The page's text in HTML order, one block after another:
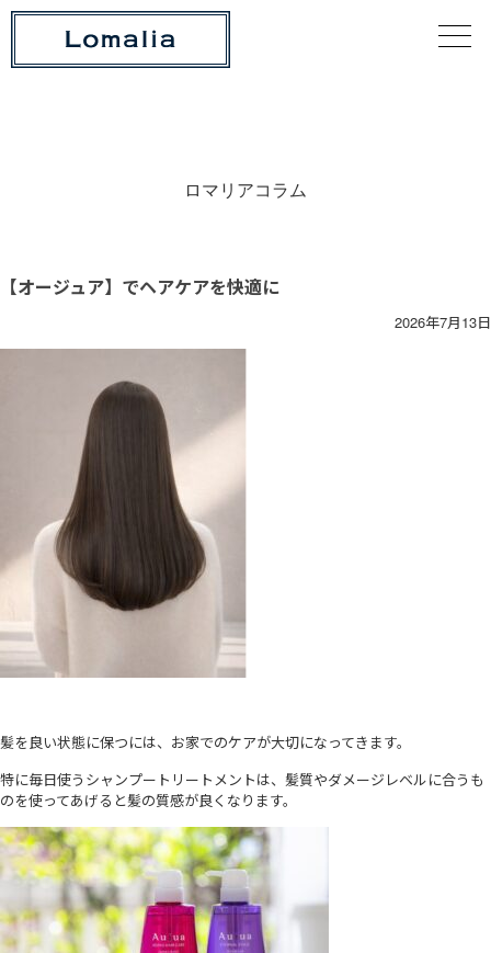
ロマリアコラム
【オージュア】でヘアケアを快適に
2026年7月13日
髪を良い状態に保つには、お家でのケアが大切になってきます。
特に毎日使うシャンプートリートメントは、髪質やダメージレベルに合うも
のを使ってあげると髪の質感が良くなります。